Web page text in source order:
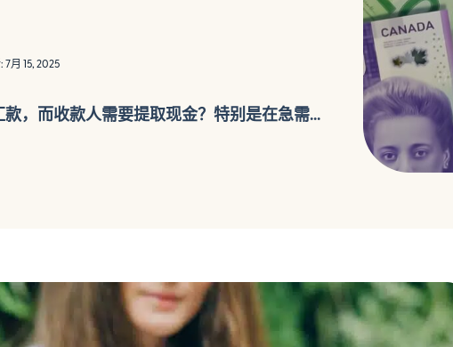
7月 15, 2025
，而收款人需要提取现金？特别是在急需...